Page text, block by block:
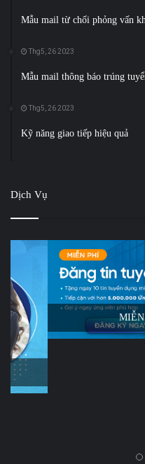
Mẫu mail từ chối phỏng vấn
Thg5, 26 2023
Mẫu mail thông báo trúng
Thg5, 26 2023
Kỹ năng giao tiếp hiệu quả
Dịch Vụ
MIỄN PHÍ